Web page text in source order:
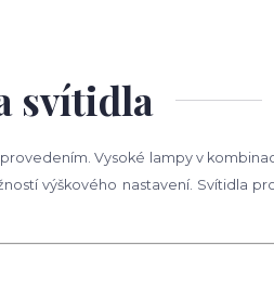
svítidla
Vysoké lampy v
výškového nastavení. Svítidla